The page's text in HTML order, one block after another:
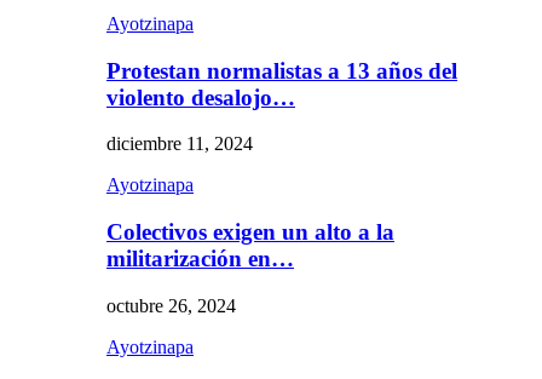
Ayotzinapa
Protestan normalistas a 13 años del
violento desalojo…
diciembre 11, 2024
Ayotzinapa
Colectivos exigen un alto a la
militarización en…
octubre 26, 2024
Ayotzinapa